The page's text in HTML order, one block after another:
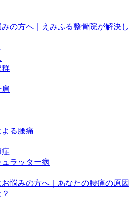
みの方へ｜えみふる整骨院が解決し
群
る腰痛
症
ラッター病
悩みの方へ｜あなたの腰痛の原因